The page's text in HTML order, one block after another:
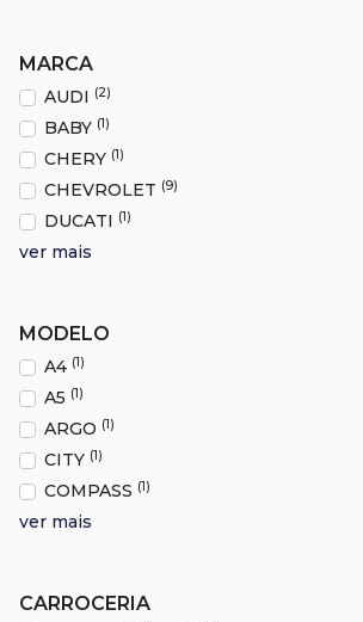
MARCA
AUDI (2)
BABY (1)
CHERY (1)
CHEVROLET (9)
DUCATI (1)
ver mais
MODELO
A4 (1)
A5 (1)
ARGO (1)
CITY (1)
COMPASS (1)
ver mais
CARROCERIA